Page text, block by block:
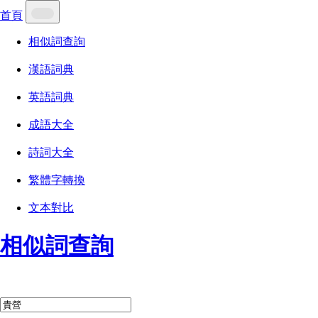
首頁
相似詞查詢
漢語詞典
英語詞典
成語大全
詩詞大全
繁體字轉換
文本對比
相似詞查詢